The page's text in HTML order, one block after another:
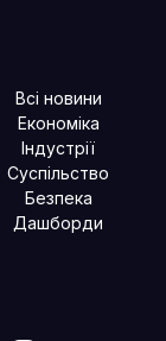
Всі новини
Економіка
Індустрії
Суспільство
Безпека
Дашборди